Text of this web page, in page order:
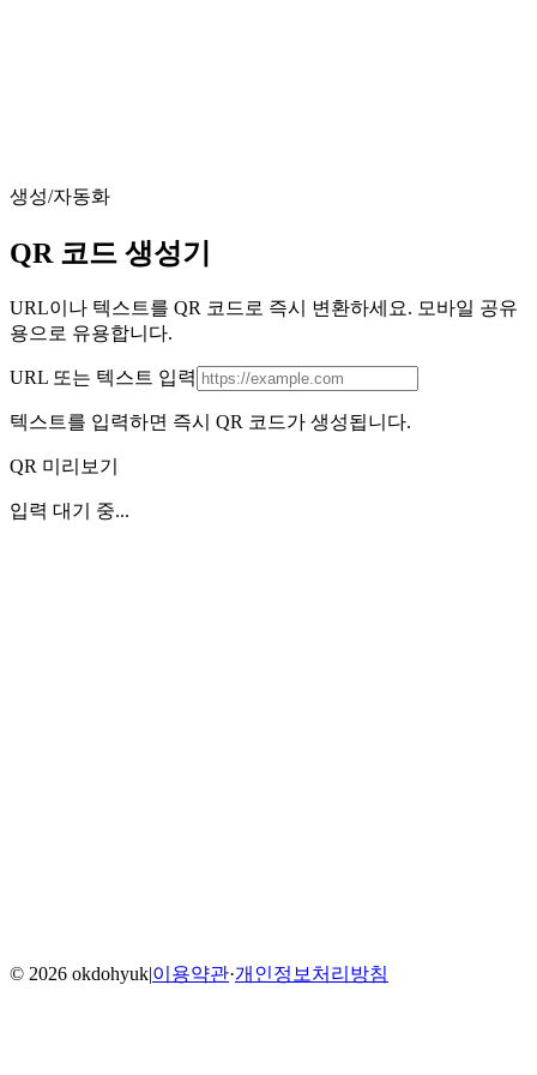
생성/자동화
QR 코드 생성기
URL이나 텍스트를 QR 코드로 즉시 변환하세요. 모바일 공유
용으로 유용합니다.
URL 또는 텍스트 입력
텍스트를 입력하면 즉시 QR 코드가 생성됩니다.
QR 미리보기
입력 대기 중...
© 2026 okdohyuk|이용약관·개인정보처리방침